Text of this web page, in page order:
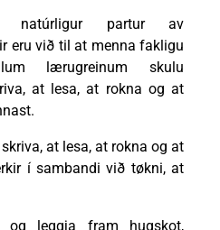
natúrligur partur av
eru við til at menna fakligu
lærugreinum skulu
at lesa, at rokna og at
at lesa, at rokna og at
í sambandi við tøkni, at
leggja fram hugskot,